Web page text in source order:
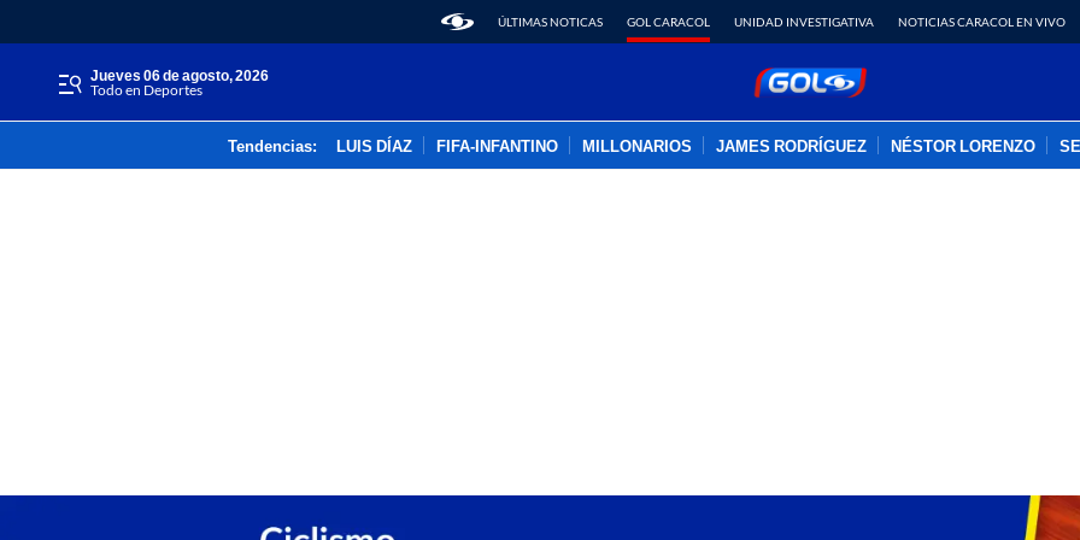
ÚLTIMAS NOTICAS GOL CARACOL UNIDAD INVESTIGATIVA NOTICIAS CARACOL EN VIVO
jueves 06 de agosto, 2026
Todo en Deportes
Tendencias: LUIS DÍAZ FIFA-INFANTINO MILLONARIOS JAMES RODRÍGUEZ NÉSTOR LORENZO